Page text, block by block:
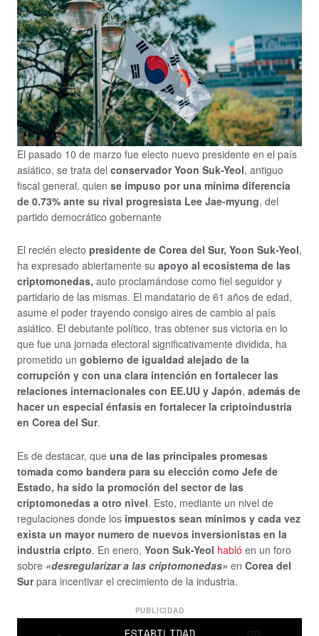
El pasado 10 de marzo fue electo nuevo presidente en el país
asiático, se trata del conservador Yoon Suk-Yeol, antiguo
fiscal general, quien se impuso por una mínima diferencia
de 0.73% ante su rival progresista Lee Jae-myung, del
partido democrático gobernante
El recién electo presidente de Corea del Sur, Yoon Suk-Yeol,
ha expresado abiertamente su apoyo al ecosistema de las
criptomonedas, auto proclamándose como fiel seguidor y
partidario de las mismas. El mandatario de 61 años de edad,
asume el poder trayendo consigo aires de cambio al país
asiático. El debutante político, tras obtener sus victoria en lo
que fue una jornada electoral significativamente dividida, ha
prometido un gobierno de igualdad alejado de la
corrupción y con una clara intención en fortalecer las
relaciones internacionales con EE.UU y Japón, además de
hacer un especial énfasis en fortalecer la criptoindustria
en Corea del Sur.
Es de destacar, que una de las principales promesas
tomada como bandera para su elección como Jefe de
Estado, ha sido la promoción del sector de las
criptomonedas a otro nivel. Esto, mediante un nivel de
regulaciones donde los impuestos sean mínimos y cada vez
exista un mayor numero de nuevos inversionistas en la
industria cripto. En enero, Yoon Suk-Yeol habló en un foro
sobre «desregularizar a las criptomonedas» en Corea del
Surpara incentivar el crecimiento de la industria.
PUBLICIDAD